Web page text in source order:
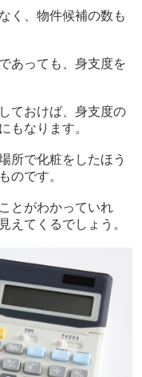
く、物件候補の数も
あっても、身支度を
ておけば、身支度の
もなります。
所で化粧をしたほう
のです。
とがわかっていれ
えてくるでしょう。